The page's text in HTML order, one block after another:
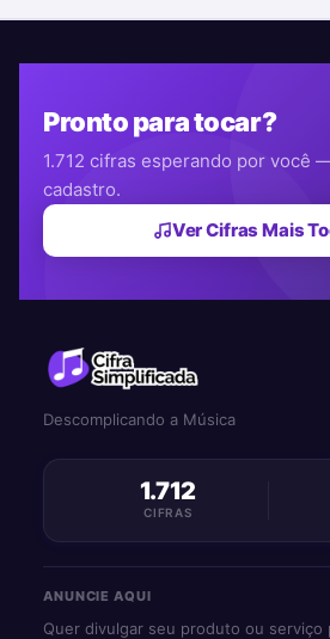
Pronto para tocar?
1.712 cifras esperando por você
cadastro.
Ver Cifras Mais
Descomplicando a Música
1.712
CIFRAS
ANUNCIE AQUI
Quer divulgar seu produto ou serviço